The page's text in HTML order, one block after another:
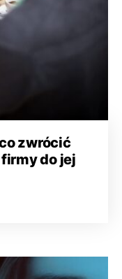
zwrócić
do jej